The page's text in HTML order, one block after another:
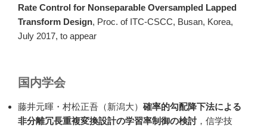
Rate Control for Nonseparable Oversampled Lapped
Transform Design, Proc. of ITC-CSCC, Busan, Korea,
July 2017, to appear
国内学会
藤井元暉・村松正吾（新潟大） 確率的勾配降下法による
非分離冗長重複変換設計の学習率制御の検討，信学技